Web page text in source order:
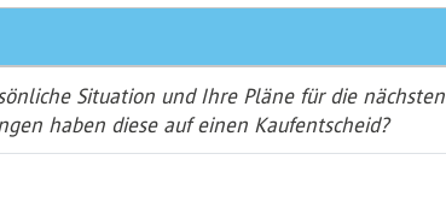
Situation und Ihre Pläne für die nächsten
haben diese auf einen Kaufentscheid?